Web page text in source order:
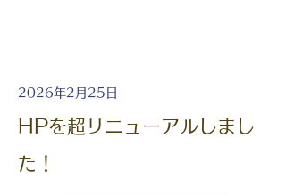
2026年2月25日
HPを超リニューアルしまし
た！